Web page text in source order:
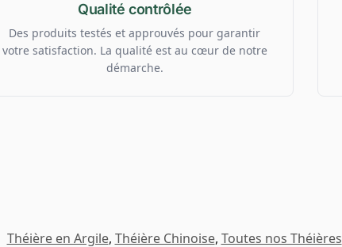
Qualité contrôlée
Des produits testés et approuvés pour garantir
votre satisfaction. La qualité est au cœur de notre
démarche.
Théière en Argile, Théière Chinoise, Toutes nos Théières